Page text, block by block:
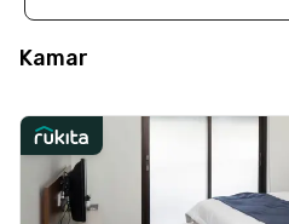
Kamar